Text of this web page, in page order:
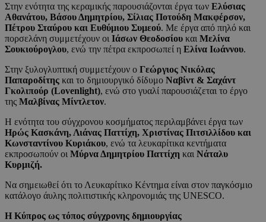
Στην ενότητα της κεραμικής παρουσιάζονται έργα των Ελύσιας
Αθανάτου, Βάσου Δημητρίου, Σίλιας Ποτούδη Μακφέρσον,
Πέτρου Σταύρου και Ευθύμιου Συμεού. Με έργα από πηλό και
πορσελάνη συμμετέχουν οι Ιάσων Θεοδοσίου και Μελίνα
Σουκιούρογλου, ενώ την πέτρα εκπροσωπεί η Ελίνα Ιωάννου.
Στην ξυλογλυπτική συμμετέχουν ο Γεώργιος Νικόλας
Παπαροδίτης και το δημιουργικό δίδυμο Ναβίντ & Σαχάντ
Γκολιπούρ (Lovenlight), ενώ στο γυαλί παρουσιάζεται το έργο
της Μαλβίνας Μίντλετον.
Η ενότητα του σύγχρονου κοσμήματος περιλαμβάνει έργα των
Ηρώς Κασκάνη, Λιάνας Παττίχη, Χριστίνας Πιτσιλλίδου και
Κωνσταντίνου Κυριάκου, ενώ τα λευκαρίτικα κεντήματα
εκπροσωπούν οι Μύρνα Δημητρίου Παττίχη και Νάταλυ
Κυρμιζή.
Να σημειωθεί ότι το Λευκαρίτικο Κέντημα είναι στον παγκόσμιο
κατάλογο άυλης πολιτιστικής κληρονομιάς της UNESCO.
Η Κύπρος ως τόπος σύγχρονης δημιουργίας